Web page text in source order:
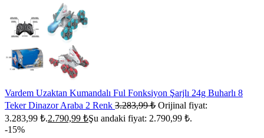
Vardem Uzaktan Kumandalı Ful Fonksiyon Şarjlı 24g Buharlı 8
Teker Dinazor Araba 2 Renk 3.283,99₺ Orijinal fiyat:
3.283,99 ₺.2.790,99 ₺Şu andaki fiyat: 2.790,99 ₺.
-15%